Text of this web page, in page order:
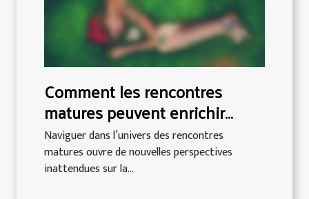
Comment les rencontres
matures peuvent enrichir
l'expérience sentimentale ?
Naviguer dans l’univers des rencontres
matures ouvre de nouvelles perspectives
inattendues sur la...